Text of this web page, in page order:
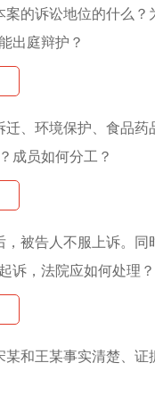
案的诉讼地位的什么？
出庭辩护？
迁、环境保护、食品
成员如何分工？
，被告人不服上诉。
诉，法院应如何处理？
某和王某事实清楚、